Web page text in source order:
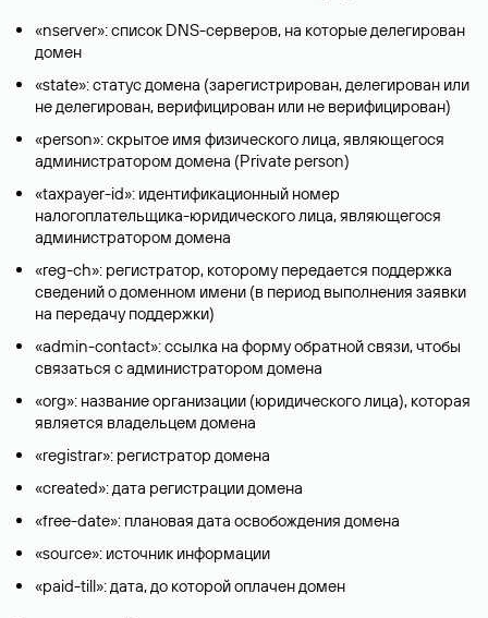
«nserver»: список DNS-серверов, на которые делегирован
домен
«state»: статус домена (зарегистрирован, делегирован или
не делегирован, верифицирован или не верифицирован)
«person»: скрытое имя физического лица, являющегося
администратором домена (Privatе person)
«taxpayer-id»: идентификационный номер
налогоплательщика-юридического лица, являющегося
администратором домена
«reg-ch»: регистратор, которому передается поддержка
сведений о доменном имени (в период выполнения заявки
на передачу поддержки)
«admin-contact»: ссылка на форму обратной связи, чтобы
связаться с администратором домена
«org»: название организации (юридического лица), которая
является владельцем домена
«registrar»: регистратор домена
«created»: дата регистрации домена
«free-date»: плановая дата освобождения домена
«source»: источник информации
«paid-till»: дата, до которой оплачен домен